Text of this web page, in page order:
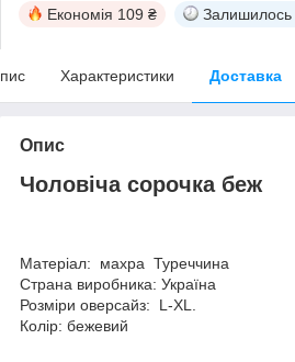
Економія 109 ₴ Залишилось
Характеристики Доставка
Опис
Чоловіча сорочка беж
Матеріал: махра Туреччина
Страна виробника: Україна
Розміри оверсайз: L-XL.
Колір: бежевий